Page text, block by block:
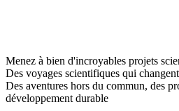
Menez à bien d'incroyables projets
Des voyages scientifiques qui
Des aventures hors du commun, des
développement durable